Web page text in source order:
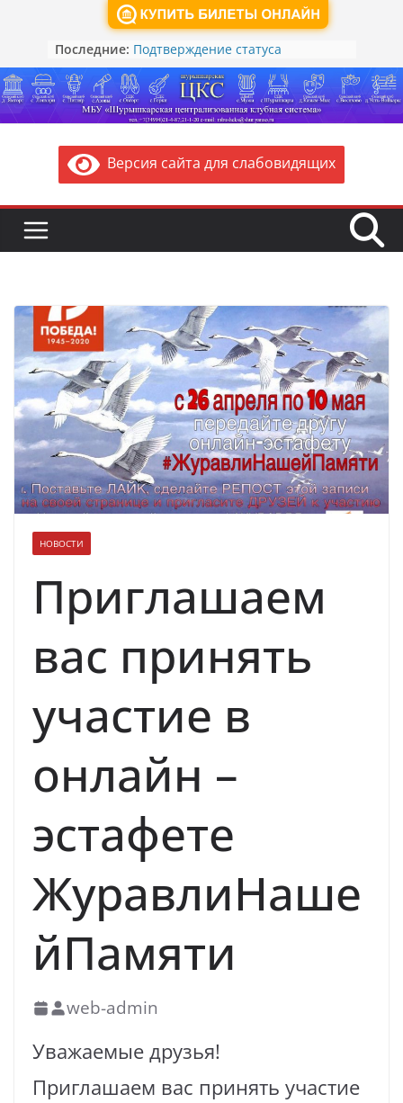
Суббота, 8 августа, 2026
Последние:
Обзор лучших ведомственных и
региональных практик
проведения мероприятий по
реализации Основ
государственной политики по
сохранению и укреплению
традиционных российских
духовно-нравственных ценностей
Подтверждение статуса
Как действовать при атаке БПЛА:
безопасности при угрозе или
атаке БПЛА (беспилотников)
Минкультуры России запускает
акцию для школьников «Чудеса
народных промыслов России.
Олимпиада»
Версия сайта для слабовидящих
НОВОСТИ
Приглашаем
вас принять
участие в
онлайн –
эстафете
ЖуравлиНаше
йПамяти
web-admin
Уважаемые друзья!
Приглашаем вас принять участие